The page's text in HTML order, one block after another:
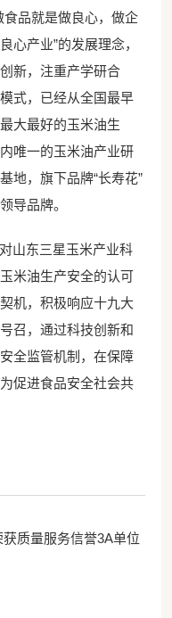
食品就是做良心，做企
心产业”的发展理念，
新，注重产学研合
式，已经从全国最早
大最好的玉米油生
唯一的玉米油产业研
地，旗下品牌“长寿花”
导品牌。
东三星玉米产业科
米油生产安全的认可
机，积极响应十九大
召，通过科技创新和
全监管机制，在保障
促进食品安全社会共
质量服务信誉3A单位